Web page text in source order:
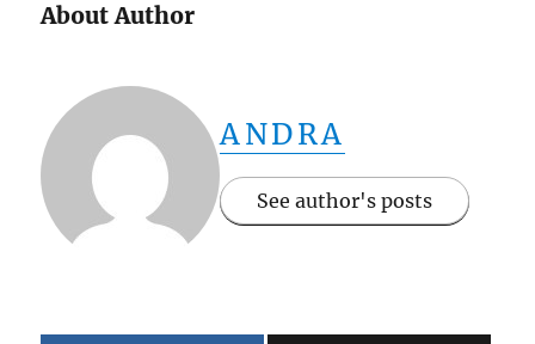
About Author
ANDRA
See author's posts